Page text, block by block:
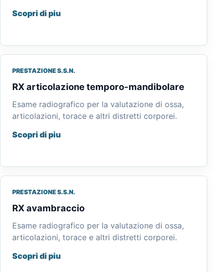
Scopri di piu
PRESTAZIONE S.S.N.
RX articolazione temporo-mandibolare
Esame radiografico per la valutazione di ossa,
articolazioni, torace e altri distretti corporei.
Scopri di piu
PRESTAZIONE S.S.N.
RX avambraccio
Esame radiografico per la valutazione di ossa,
articolazioni, torace e altri distretti corporei.
Scopri di piu